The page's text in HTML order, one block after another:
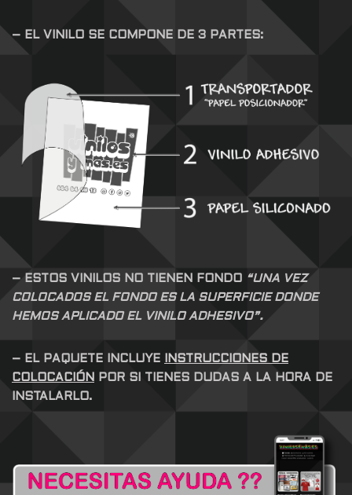
– EL VINILO SE COMPONE DE 3 PARTES:
– ESTOS VINILOS NO TIENEN FONDO
“UNA VEZ
COLOCADOS EL FONDO ES LA SUPERFICIE DONDE
HEMOS APLICADO EL VINILO ADHESIVO”.
– EL PAQUETE INCLUYE
INSTRUCCIONES DE
COLOCACIÓN
POR SI TIENES DUDAS A LA HORA DE
INSTALARLO.